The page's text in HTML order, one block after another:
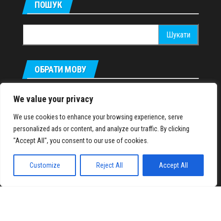
We value your privacy
We use cookies to enhance your browsing experience, serve
personalized ads or content, and analyze our traffic. By clicking
"Accept All", you consent to our use of cookies.
Customize Reject All Accept All
ПОШУК
ОБРАТИ МОВУ
Русский
IronMuscles.org© 2018-2023